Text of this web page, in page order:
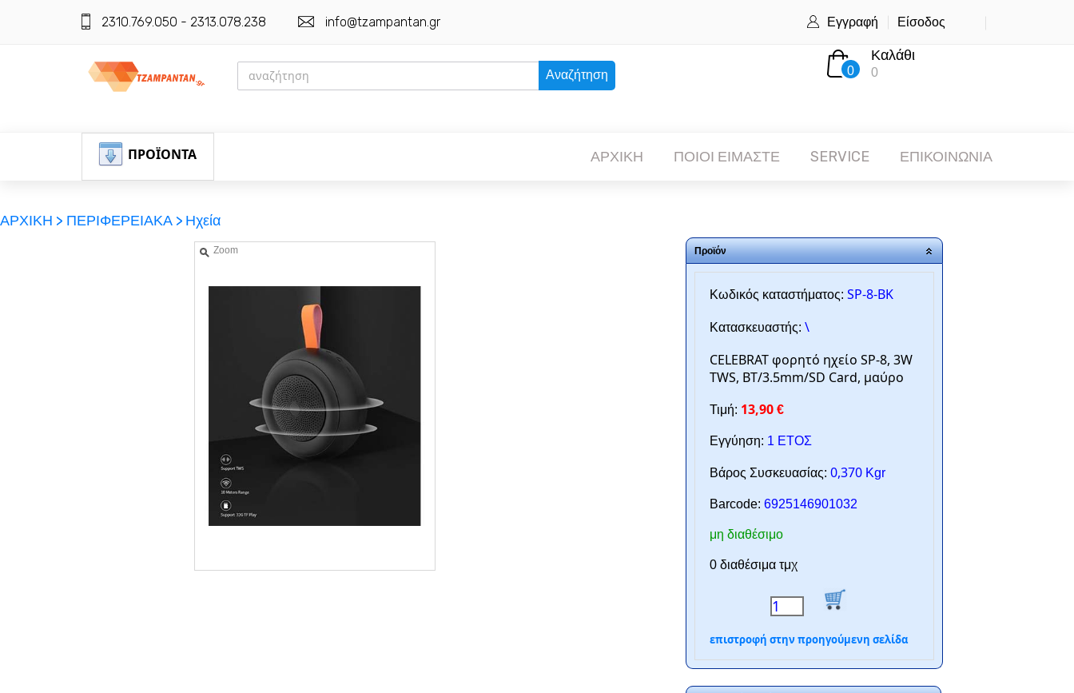
2310.769.050 - 2313.078.238 info@tzampantan.gr Εγγραφή Είσοδος
Αναζήτηση 0
Καλάθι
0
ΠΡΟΪΟΝΤΑ ΑΡΧΙΚΗ ΠΟΙΟΙ ΕΙΜΑΣΤΕ SERVICE ΕΠΙΚΟΙΝΩΝΙΑ
ΑΡΧΙΚΗ > ΠΕΡΙΦΕΡΕΙΑΚΑ > Ηχεία
Zoom Προϊόν
Κωδικός καταστήματος: SP-8-BK
Κατασκευαστής: \
CELEBRAT φορητό ηχείο SP-8, 3W
TWS, BT/3.5mm/SD Card, μαύρο
Τιμή: 13,90 €
Εγγύηση: 1 ΕΤΟΣ
Βάρος Συσκευασίας: 0,370 Kgr
Barcode: 6925146901032
μη διαθέσιμο
0 διαθέσιμα τμχ
επιστροφή στην προηγούμενη σελίδα